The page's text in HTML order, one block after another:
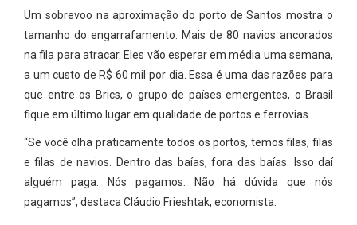
Um sobrevoo na aproximação do porto de Santos mostra o
tamanho do engarrafamento. Mais de 80 navios ancorados
na fila para atracar. Eles vão esperar em média uma semana,
a um custo de R$ 60 mil por dia. Essa é uma das razões para
que entre os Brics, o grupo de países emergentes, o Brasil
fique em último lugar em qualidade de portos e ferrovias.
“Se você olha praticamente todos os portos, temos filas, filas
e filas de navios. Dentro das baías, fora das baías. Isso daí
alguém paga. Nós pagamos. Não há dúvida que nós
pagamos”, destaca Cláudio Frieshtak, economista.